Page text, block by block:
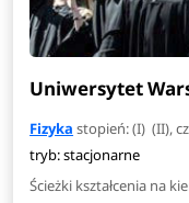
Uniwersytet
Fizyka stopień: (I) (II),
tryb: stacjonarne
Ścieżki kształcenia na